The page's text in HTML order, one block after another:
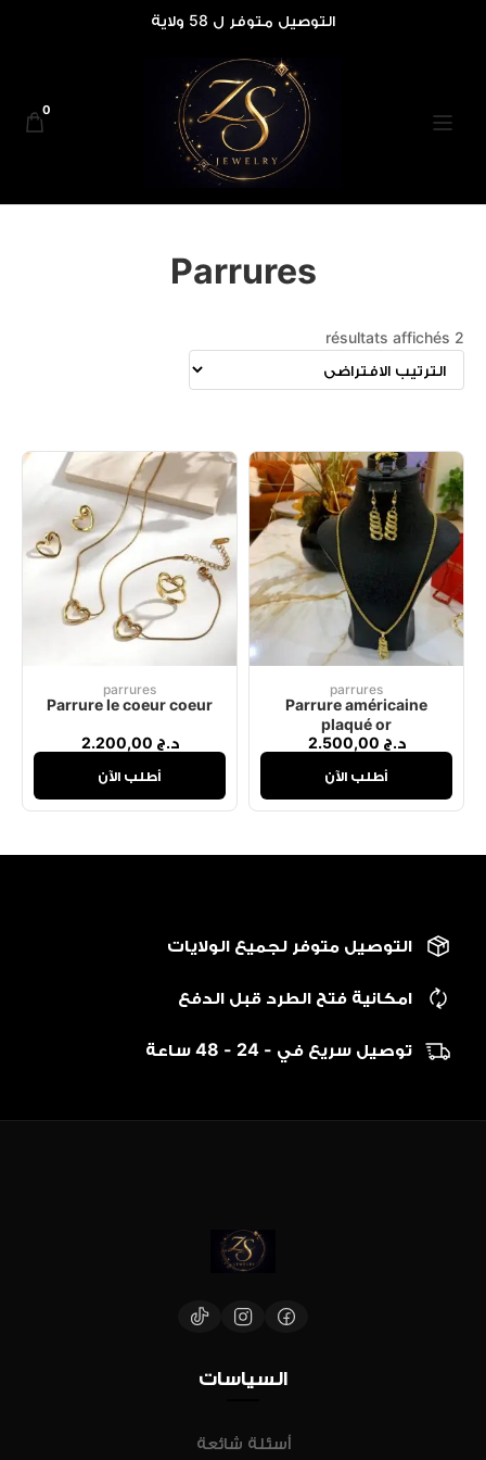
التوصيل متوفر ل 58 ولاية
0
Parrures
2 résultats affichés
parrures
Parrure américaine
plaqué or
د.ج
أطلب الآن
parrures
Parrure le coeur coeur
د.ج
أطلب الآن
التوصيل متوفر لجميع الولايات
امكانية فتح الطرد قبل الدفع
توصيل سريع في - 24 - 48 ساعة
‏السياسات
أسئلة شائعة